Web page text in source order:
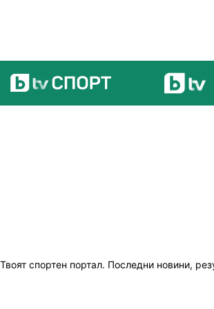
Твоят спортен портал. Последни новини,